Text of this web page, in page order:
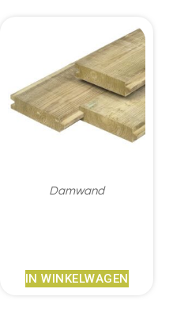
Damwand
IN WINKELWAGEN